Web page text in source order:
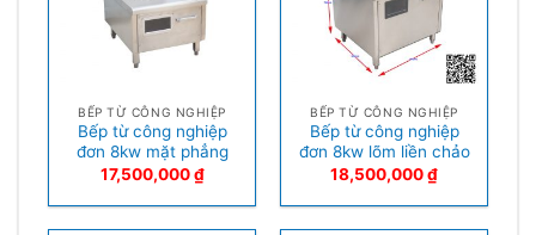
BẾP TỪ CÔNG NGHIỆP
Bếp từ công nghiệp
đơn 8kw mặt phẳng
17,500,000₫
BẾP TỪ CÔNG NGHIỆP
Bếp từ công nghiệp
đơn 8kw lõm liền chảo
18,500,000₫